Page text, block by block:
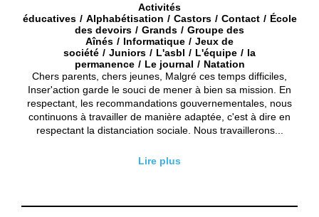
Activités
éducatives
Alphabétisation Castors Contact
École
des devoirs
Grands
Groupe des
Aînés
Informatique
Jeux de
société
Juniors L'asbl L'équipe
la
permanence
Le journal
Natation
Chers parents, chers jeunes, Malgré ces temps difficiles,
Inser'action garde le souci de mener à bien sa mission. En
respectant, les recommandations gouvernementales, nous
continuons à travailler de manière adaptée, c'est à dire en
respectant la distanciation sociale. Nous travaillerons...
Lire plus